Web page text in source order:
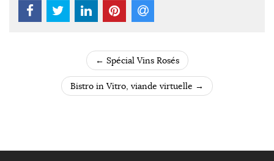
POST NAVIGATION
← Spécial Vins Rosés
Bistro in Vitro, viande virtuelle →